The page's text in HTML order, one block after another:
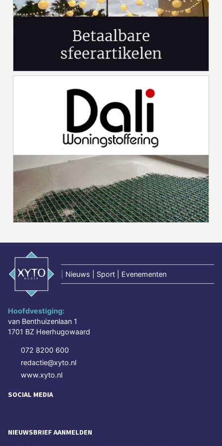
Nieuws | Sport | Evenementen
Hoofdvestiging:
van Benthuizenlaan 1
1701 BZ Heerhugowaard
072 8200 600
redactie@xyto.nl
www.xyto.nl
SOCIAL MEDIA
NIEUWSBRIEF AANMELDEN